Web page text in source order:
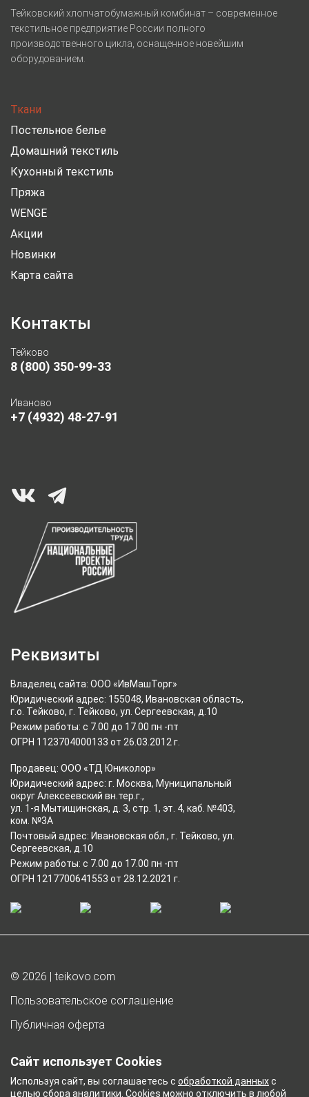
Тейковский хлопчатобумажный комбинат – современное
текстильное предприятие России полного
производственного цикла, оснащенное новейшим
оборудованием.
Ткани
Постельное белье
Домашний текстиль
Кухонный текстиль
Пряжа
WENGE
Акции
Новинки
Карта сайта
Контакты
Тейково
8 (800) 350-99-33
Иваново
+7 (4932) 48-27-91
Реквизиты
Владелец сайта: ООО «ИвМашТорг»
Юридический адрес: 155048, Ивановская область,
г.о. Тейково, г. Тейково, ул. Сергеевская, д.10
Режим работы: с 7.00 до 17.00 пн -пт
ОГРН 1123704000133 от 26.03.2012 г.
Продавец: ООО «ТД Юниколор»
Юридический адрес: г. Москва, Муниципальный
округ Алексеевский вн.тер.г.,
ул. 1-я Мытищинская, д. 3, стр. 1, эт. 4, каб. №403,
ком. №3А
Почтовый адрес: Ивановская обл., г. Тейково, ул.
Сергеевская, д.10
Режим работы: с 7.00 до 17.00 пн -пт
ОГРН 1217700641553 от 28.12.2021 г.
© 2026 | teikovo.com
Пользовательское соглашение
Публичная оферта
Согласие на получение рекламы
Сайт использует Cookies
Используя сайт, вы соглашаетесь с обработкой данныхс
целью сбора аналитики. Cookies можно отключить в любой